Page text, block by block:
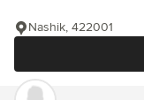
Nashik, 422001